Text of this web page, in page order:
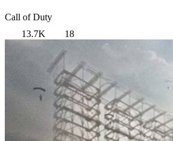
Call of Duty
13.7K
18